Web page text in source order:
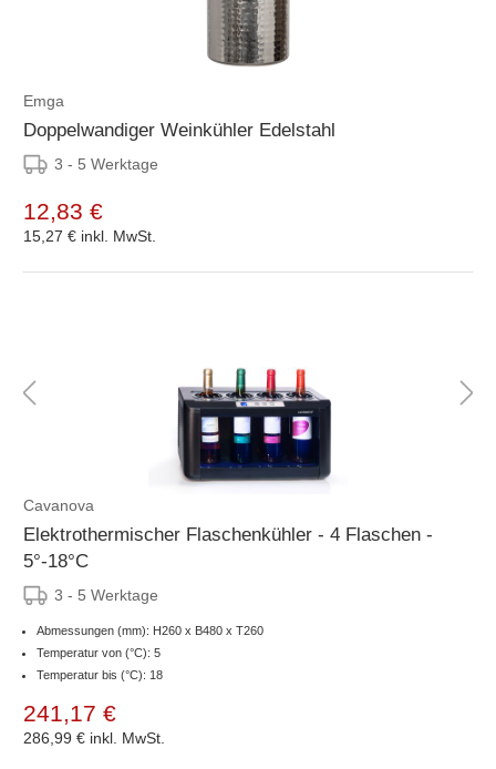
Emga
Doppelwandiger Weinkühler Edelstahl
3 - 5 Werktage
12,83 €
15,27 € inkl. MwSt.
Cavanova
Elektrothermischer Flaschenkühler - 4 Flaschen -
5°-18°C
3 - 5 Werktage
Abmessungen (mm): H260 x B480 x T260
Temperatur von (°C): 5
Temperatur bis (°C): 18
241,17 €
286,99 € inkl. MwSt.